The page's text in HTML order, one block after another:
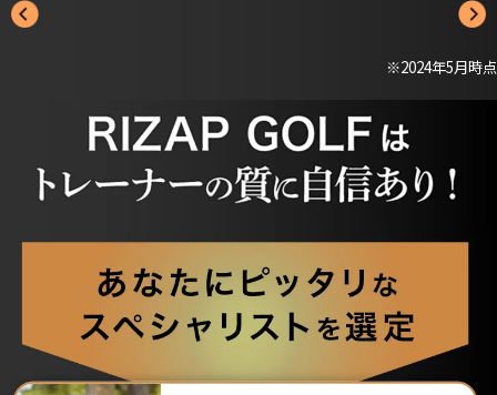
※2024年5月時点